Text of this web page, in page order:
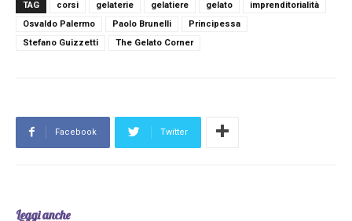
TAG corsi gelaterie gelatiere gelato
imprenditorialità
Osvaldo Palermo
Paolo Brunelli
Principessa
Stefano Guizzetti
The Gelato Corner
Facebook Twitter
Leggi anche